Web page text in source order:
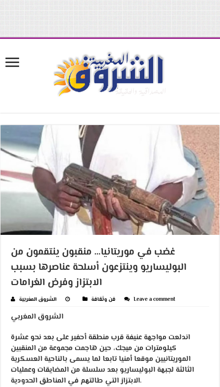
غضب في موريتانيا… منقبون ينتقمون من
البوليساريو وينتزعون أسلحة عناصرها بسبب
الابتزاز وفرض الغرامات
الشروق المغربية فن وثقافة Leave a comment
الشروق المغربي
اندلعت مواجهة عنيفة قرب منطقة أحفير على بعد نحو عشرة
كيلومترات من ميجك، حين هاجمت مجموعة من المنقبين
الموريتانيين موقعا أمنيا تابعا لما يسمى بالناحية العسكرية
الثالثة لجبهة البوليساريو بعد سلسلة من المضايقات وعمليات
الابتزاز التي طالتهم في المناطق الحدودية.